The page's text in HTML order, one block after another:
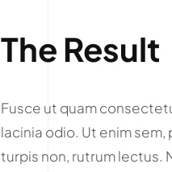
The Result
Fusce ut quam
lacinia odio. Ut enim
turpis non, rutrum lectus.